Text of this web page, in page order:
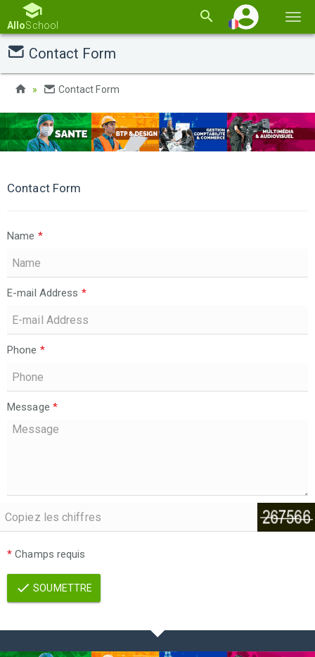
la
AlloSchool
Contact Form
Contact Form
Contact Form
Name *
E-mail Address *
Phone *
Message *
* Champs requis
SOUMETTRE